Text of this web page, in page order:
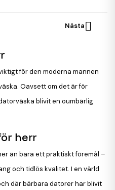
Nästa
för den moderna mannen
Oavsett om det är för
blivit en oumbärlig
herr
än bara ett praktiskt föremål –
och tidlös kvalitet. I en värld
där bärbara datorer har blivit